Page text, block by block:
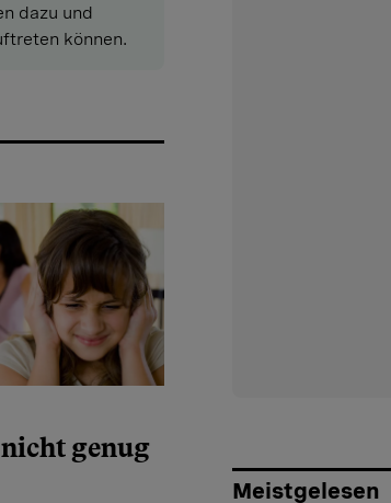
dazu und
können.
genug
Meistgelesen